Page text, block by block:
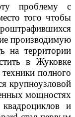
проблему с
того чтобы
штрафившихся
производимую
на территории
в Жуковке
ки полного
крупноузловой
мощностях
циклов и